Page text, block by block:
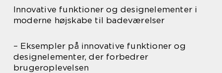
Innovative funktioner og designelementer i
moderne højskabe til badeværelser
– Eksempler på innovative funktioner og
designelementer, der forbedrer
brugeroplevelsen